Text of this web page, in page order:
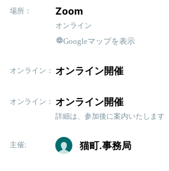
場所： Zoom
オンライン
Googleマップを表示
オンライン： オンライン開催
オンライン： オンライン開催
詳細は、参加後に案内いたします
主催: 猫町.事務局